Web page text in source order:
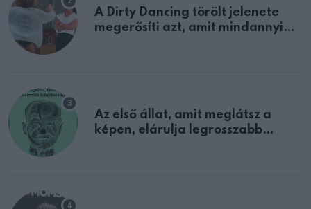
A Dirty Dancing törölt jelenete
megerősíti azt, amit mindannyian
Az első állat, amit meglátsz a
képen, elárulja legrosszabb